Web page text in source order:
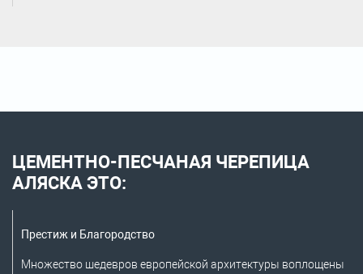
ЦЕМЕНТНО-ПЕСЧАНАЯ ЧЕРЕПИЦА
АЛЯСКА ЭТО:
Престиж и Благородство
Множество шедевров европейской архитектуры воплощены